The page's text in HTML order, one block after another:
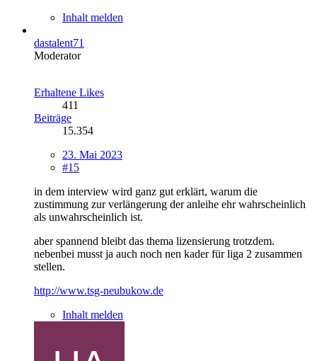
Inhalt melden
dastalent71
Moderator
Erhaltene Likes
411
Beiträge
15.354
23. Mai 2023
#15
in dem interview wird ganz gut erklärt, warum die
zustimmung zur verlängerung der anleihe ehr wahrscheinlich
als unwahrscheinlich ist.
aber spannend bleibt das thema lizensierung trotzdem.
nebenbei musst ja auch noch nen kader für liga 2 zusammen
stellen.
http://www.tsg-neubukow.de
Inhalt melden